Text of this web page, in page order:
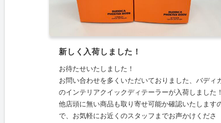
新しく入荷しました！
お待たせいたしました！
お問い合わせを多くいただいておりました、バディ
のインテリアクイックディテーラーが入荷しました！
他店頭に無い商品も取り寄せ可能か確認いたします
で、お気軽にお近くのスタッフまでお声かけくださ